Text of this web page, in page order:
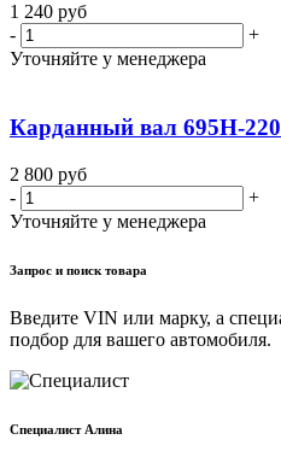
1 240 руб
-
+
Уточняйте у менеджера
Карданный вал 695Н-
2 800 руб
-
+
Уточняйте у менеджера
Запрос и поиск товара
Введите VIN или марку, а
подбор для вашего автомобиля.
Cпециалист Алина